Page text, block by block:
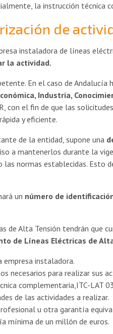
la instrucción técnica
de
instaladora de líneas
la actividad.
En el caso de Andalucía
Industria,
con el fin de que las
y eficiente.
de la entidad, supone una
a mantenerlos durante la
normas establecidas. Esto
un número de
de Alta Tensión tendrán que
de Líneas Eléctricas de
empresa instaladora.
necesarios para realizar sus
complementaria,ITC-LAT
de las actividades a realizar.
u otra garantía
mínima de un millón de euros.